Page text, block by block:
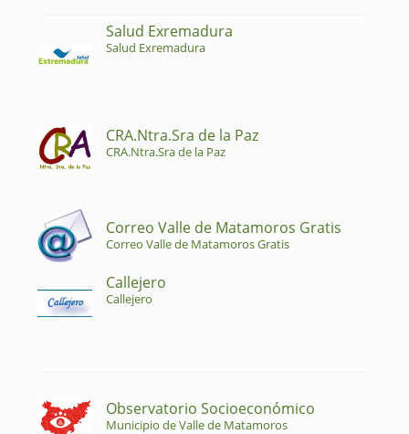
Salud Exremadura
Salud Exremadura
CRA.Ntra.Sra de la Paz
CRA.Ntra.Sra de la Paz
Correo Valle de Matamoros Gratis
Correo Valle de Matamoros Gratis
Callejero
Callejero
Observatorio Socioeconómico
Municipio de Valle de Matamoros